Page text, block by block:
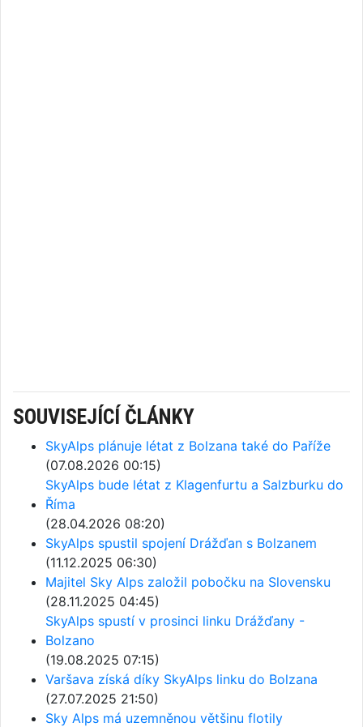
SOUVISEJÍCÍ ČLÁNKY
SkyAlps plánuje létat z Bolzana také do Paříže
(07.08.2026 00:15)
SkyAlps bude létat z Klagenfurtu a Salzburku do
Říma
(28.04.2026 08:20)
SkyAlps spustil spojení Drážďan s Bolzanem
(11.12.2025 06:30)
Majitel Sky Alps založil pobočku na Slovensku
(28.11.2025 04:45)
SkyAlps spustí v prosinci linku Drážďany -
Bolzano
(19.08.2025 07:15)
Varšava získá díky SkyAlps linku do Bolzana
(27.07.2025 21:50)
Sky Alps má uzemněnou většinu flotily